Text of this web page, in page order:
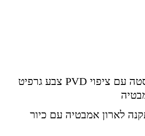
ברז איכותי מנירוסטה עם ציפוי PVD צבע גרפיט
לארון אמבטיה עם כיור